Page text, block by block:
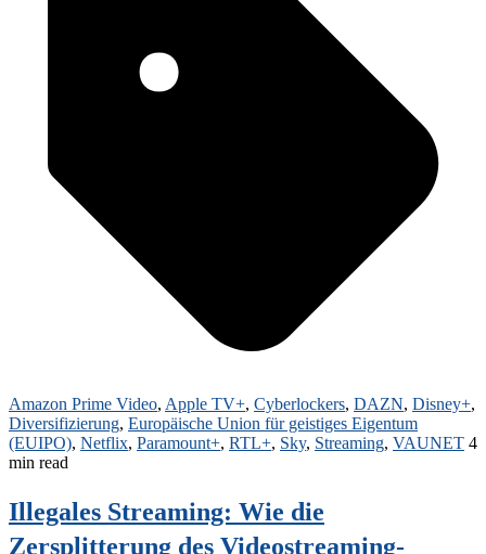
Amazon Prime Video, Apple TV+, Cyberlockers, DAZN, Disney+,
Diversifizierung, Europäische Union für geistiges Eigentum
(EUIPO), Netflix, Paramount+, RTL+, Sky, Streaming, VAUNET 4
min read
Illegales Streaming: Wie die
Zersplitterung des Videostreaming-